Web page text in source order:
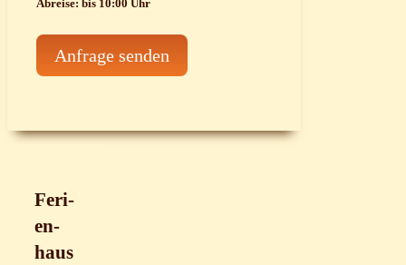
Abrei­se: bis 10:00 Uhr
Anfra­ge senden
Feri­
en­
haus